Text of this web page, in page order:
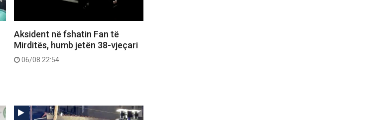
Aksident në fshatin Fan të
Mirditës, humb jetën 38-vjeçari
06/08 22:54